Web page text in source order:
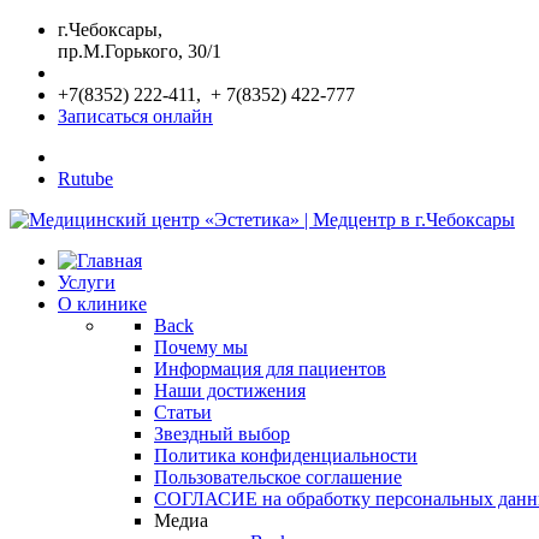
г.Чебоксары,
пр.М.Горького, 30/1
+7(8352) 222-411, + 7(8352) 422-777
Записаться онлайн
Rutube
Услуги
О клинике
Back
Почему мы
Информация для пациентов
Наши достижения
Статьи
Звездный выбор
Политика конфиденциальности
Пользовательское соглашение
СОГЛАСИЕ на обработку персональных
Медиа